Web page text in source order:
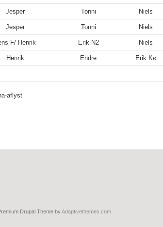
Jesper Tonni Niels
Jesper Tonni Niels
F/ Henrik Erik N2 Niels
Henrik Endre Erik Kø
aflyst
Drupal Theme byAdaptivethemes.com